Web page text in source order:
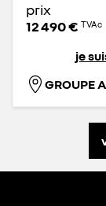
prix
12 490 € TVAc
je
GROUPE